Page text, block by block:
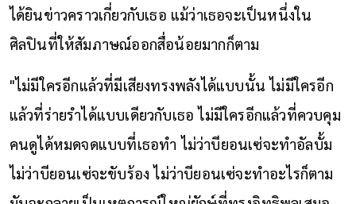
ได้ยินข่าวคราวเกี่ยวกับเธอ แม้ว่าเธอจะเป็นหนึ่งใน
ศิลปินที่ให้สัมภาษณ์ออกสื่อน้อยมากก็ตาม
"ไม่มีใครอีกแล้วที่มีเสียงทรงพลังได้แบบนั้น ไม่มีใครอีก
แล้วที่ร่ายรำได้แบบเดียวกับเธอ ไม่มีใครอีกแล้วที่ควบคุม
คนดูได้หมดจดแบบที่เธอทำ ไม่ว่าบียอนเซ่จะทำอัลบั้ม
ไม่ว่าบียอนเซ่จะขับร้อง ไม่ว่าบียอนเซ่จะทำอะไรก็ตาม